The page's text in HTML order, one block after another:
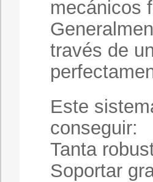
mecánicos
través de
Este
conseguir:
Tanta
Soportar